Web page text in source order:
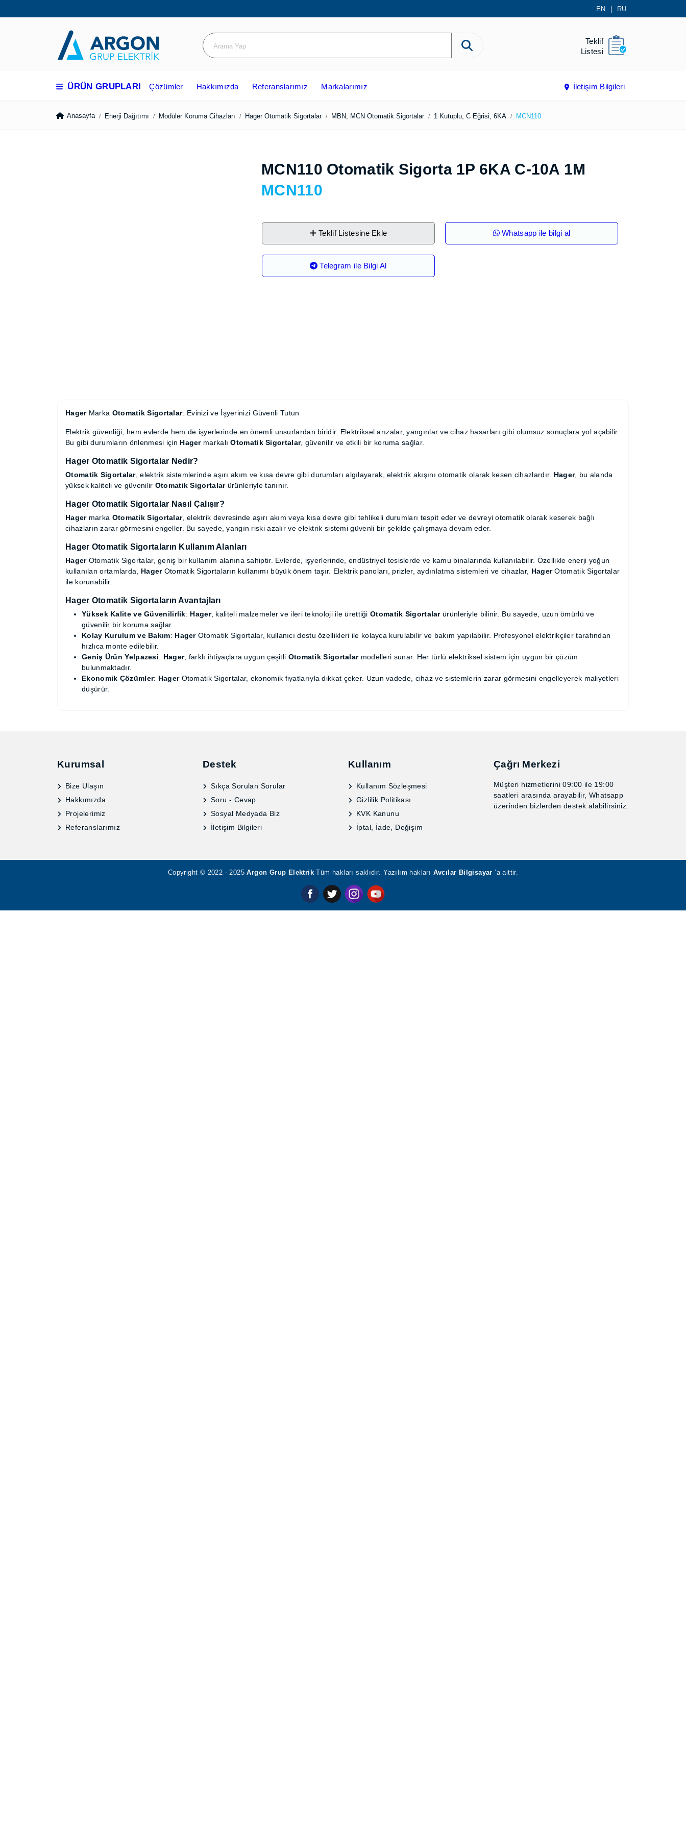
EN | RU
Teklif
Listesi
ÜRÜN GRUPLARI Çözümler Hakkımızda Referanslarımız Markalarımız İletişim Bilgileri
Anasayfa Enerji Dağıtımı Modüler Koruma Cihazları Hager Otomatik Sigortalar MBN, MCN Otomatik Sigortalar 1 Kutuplu, C Eğrisi, 6KA
MCN110 Otomatik Sigorta 1P 6KA C-10A 1M
MCN110
Teklif Listesine Ekle Whatsapp ile bilgi al
Telegram ile Bilgi Al
Hager MarkaOtomatik Sigortalar: Evinizi ve İşyerinizi Güvenli Tutun
Elektrik güvenliği, hem evlerde hem de işyerlerinde en önemli unsurlardan biridir. Elektriksel arızalar, yangınlar ve cihaz hasarları gibi olumsuz sonuçlara
yol açabilir. Bu gibi durumların önlenmesi içinHagermarkalıOtomatik Sigortalar, güvenilir ve etkili bir koruma sağlar.
Hager Otomatik Sigortalar Nedir?
Otomatik Sigortalar, elektrik sistemlerinde aşırı akım ve kısa devre gibi durumları algılayarak, elektrik akışını otomatik olarak kesen cihazlardır.Hager
bu alanda yüksek kaliteli ve güvenilirOtomatik Sigortalarürünleriyle tanınır.
Hager Otomatik Sigortalar Nasıl Çalışır?
Hager markaOtomatik Sigortalar, elektrik devresinde aşırı akım veya kısa devre gibi tehlikeli durumları tespit eder ve devreyi otomatik olarak
keserek bağlı cihazların zarar görmesini engeller. Bu sayede, yangın riski azalır ve elektrik sistemi güvenli bir şekilde çalışmaya devam eder.
Hager Otomatik Sigortaların Kullanım Alanları
HagerOtomatik Sigortalar, geniş bir kullanım alanına sahiptir. Evlerde, işyerlerinde, endüstriyel tesislerde ve kamu binalarında kullanılabilir. Özellikle
enerji yoğun kullanılan ortamlarda, HagerOtomatik Sigortaların kullanımı büyük önem taşır. Elektrik panoları, prizler, aydınlatma sistemleri ve cihazlar,
HagerOtomatik Sigortalar ile korunabilir.
Hager Otomatik Sigortaların Avantajları
Yüksek Kalite ve Güvenilirlik :Hager , kaliteli malzemeler ve ileri teknoloji ile ürettiğiOtomatik Sigortalarürünleriyle bilinir. Bu sayede, uzun
ömürlü ve güvenilir bir koruma sağlar.
Kolay Kurulum ve Bakım :HagerOtomatik Sigortalar, kullanıcı dostu özellikleri ile kolayca kurulabilir ve bakım yapılabilir. Profesyonel elektrikçiler
tarafından hızlıca monte edilebilir.
Geniş Ürün Yelpazesi :Hager, farklı ihtiyaçlara uygun çeşitliOtomatik Sigortalarmodelleri sunar. Her türlü elektriksel sistem için uygun bir
çözüm bulunmaktadır.
Ekonomik Çözümler :HagerOtomatik Sigortalar, ekonomik fiyatlarıyla dikkat çeker. Uzun vadede, cihaz ve sistemlerin zarar görmesini
engelleyerek maliyetleri düşürür.
Kurumsal
Bize Ulaşın
Hakkımızda
Projelerimiz
Referanslarımız
Destek
Sıkça Sorulan Sorular
Soru - Cevap
Sosyal Medyada Biz
İletişim Bilgileri
Kullanım
Kullanım Sözleşmesi
Gizlilik Politikası
KVK Kanunu
İptal, İade, Değişim
Çağrı Merkezi
Müşteri hizmetlerini 09:00 ile 19:00
saatleri arasında arayabilir,
Whatsapp üzerinden bizlerden
Copyright © 2022 - 2025Argon Grup Elektrik Tüm hakları saklıdır. Yazılım haklarıAvcılar Bilgisayar’a aittir.